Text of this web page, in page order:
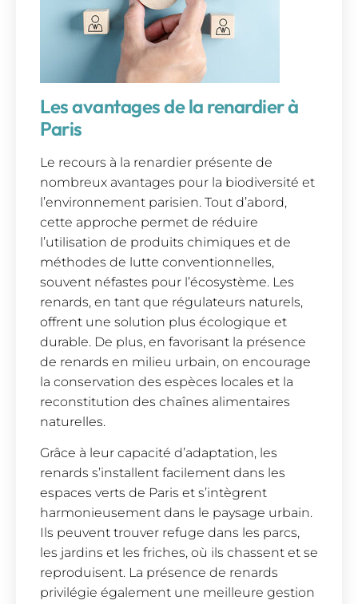
Les avantages de la renardier à
Paris
Le recours à la renardier présente de
nombreux avantages pour la biodiversité et
l’environnement parisien. Tout d’abord,
cette approche permet de réduire
l’utilisation de produits chimiques et de
méthodes de lutte conventionnelles,
souvent néfastes pour l’écosystème. Les
renards, en tant que régulateurs naturels,
offrent une solution plus écologique et
durable. De plus, en favorisant la présence
de renards en milieu urbain, on encourage
la conservation des espèces locales et la
reconstitution des chaînes alimentaires
naturelles.
Grâce à leur capacité d’adaptation, les
renards s’installent facilement dans les
espaces verts de Paris et s’intègrent
harmonieusement dans le paysage urbain.
Ils peuvent trouver refuge dans les parcs,
les jardins et les friches, où ils chassent et se
reproduisent. La présence de renards
privilégie également une meilleure gestion